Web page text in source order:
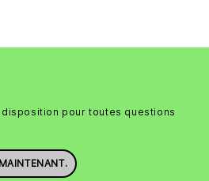
pour toutes questions